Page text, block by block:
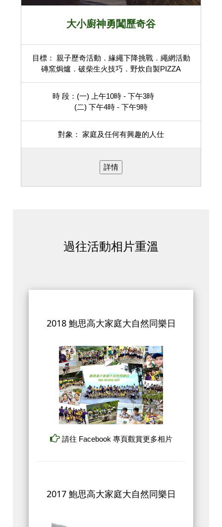
大小廚神勇闖歷奇谷
目標： 親子歷奇活動．緣繩下降挑戰．繩網活動
磚窯焗爐．破柴生火技巧．野炊自製PIZZA
時 段：(一) 上午10時 - 下午3時
(二) 下午4時 - 下午9時
對象： 家庭及任何有興趣的人仕
詳情
過往活動相片重溫
2018 鮑思高大家庭大自然同樂日
請往 Facebook 專頁觀賞更多相片
2017 鮑思高大家庭大自然同樂日